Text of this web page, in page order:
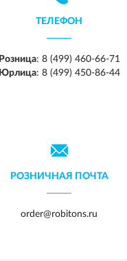
ТЕЛЕФОН
Розница: 8 (499) 460-66-71
Юрлица: 8 (499) 450-86-44
РОЗНИЧНАЯ ПОЧТА
order@robitons.ru